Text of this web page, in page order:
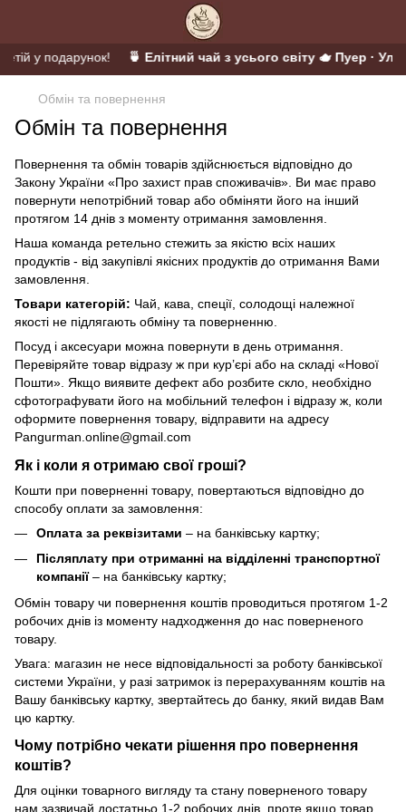
у подарунок! 🍵 Елітний чай з усього світу 🫖 Пуер ·
Обмін та повернення
Обмін та повернення
Повернення та обмін товарів здійснюється відповідно до
Закону України «Про захист прав споживачів». Ви має право
повернути непотрібний товар або обміняти його на інший
протягом 14 днів з моменту отримання замовлення.
Наша команда ретельно стежить за якістю всіх наших
продуктів - від закупівлі якісних продуктів до отримання Вами
замовлення.
Товари категорій: Чай, кава, спеції, солодощі належної
якості не підлягають обміну та поверненню.
Посуд і аксесуари можна повернути в день отримання.
Перевіряйте товар відразу ж при кур’єрі або на складі «Нової
Пошти». Якщо виявите дефект або розбите скло, необхідно
сфотографувати його на мобільний телефон і відразу ж, коли
оформите повернення товару, відправити на адресу
Pangurman.online@gmail.com
Як і коли я отримаю свої гроші?
Кошти при поверненні товару, повертаються відповідно до
способу оплати за замовлення:
Оплата за реквізитами – на банківську картку;
Післяплату при отриманні на відділенні транспортної
компанії– на банківську картку;
Обмін товару чи повернення коштів проводиться протягом 1-2
робочих днів із моменту надходження до нас поверненого
товару.
Увага: магазин не несе відповідальності за роботу банківської
системи України, у разі затримок із перерахуванням коштів на
Вашу банківську картку, звертайтесь до банку, який видав Вам
цю картку.
Чому потрібно чекати рішення про повернення
коштів?
Для оцінки товарного вигляду та стану поверненого товару
нам зазвичай достатньо 1-2 робочих днів, проте якщо товар